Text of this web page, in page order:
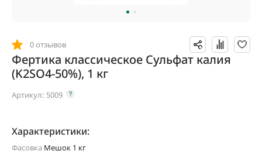
0 отзывов
Фертика классическое Сульфат калия
(K2SO4-50%), 1 кг
Артикул: 5009
Характеристики:
Фасовка Мешок 1 кг